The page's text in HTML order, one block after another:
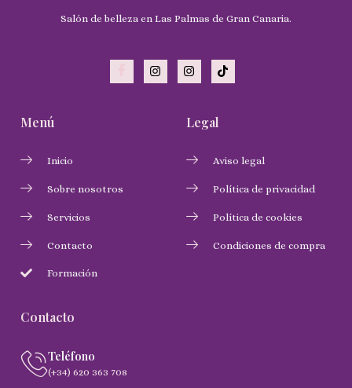
Salón de belleza en Las Palmas de Gran Canaria.
Menú
Inicio
Sobre nosotros
Servicios
Contacto
Formación
Legal
Aviso legal
Política de privacidad
Política de cookies
Condiciones de compra
Contacto
Teléfono
(+34) 620 363 708